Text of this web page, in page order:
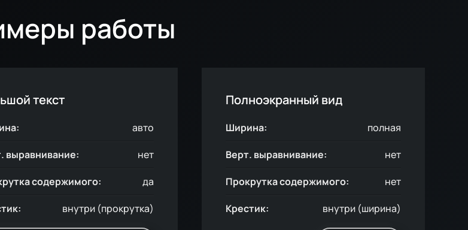
работы
текст
авто
выравнивание: нет
содержимого: да
внутри (прокрутка)
Полноэкранный вид
Ширина: полная
Верт. выравнивание: нет
Прокрутка содержимого: нет
Крестик: внутри (ширина)